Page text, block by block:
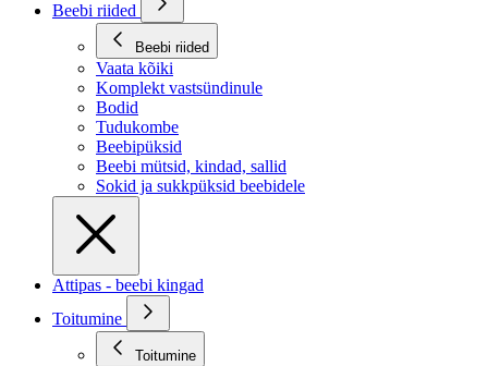
Beebi riided
Beebi riided
Vaata kõiki
Komplekt vastsündinule
Bodid
Tudukombe
Beebipüksid
Beebi mütsid, kindad, sallid
Sokid ja sukkpüksid beebidele
Attipas - beebi kingad
Toitumine
Toitumine